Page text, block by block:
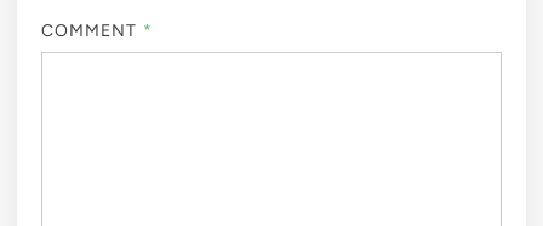
COMMENT *